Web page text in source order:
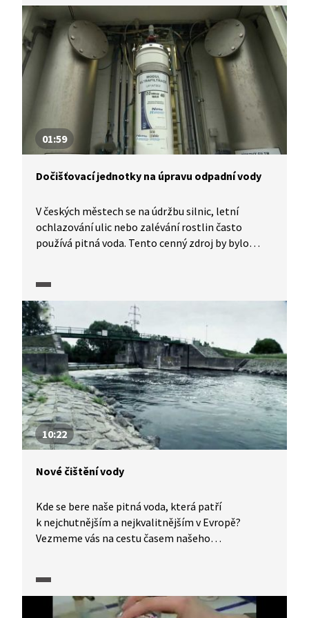
Avšak místo toho, aby stát problém řešil, dotuje
domácí čistírny odpadních vod, které jsou
technologicky nedostatečné.
01:59
Dočišťovací jednotky na úpravu odpadní vody
V českých městech se na údržbu silnic, letní
ochlazování ulic nebo zalévání rostlin často
používá pitná voda. Tento cenný zdroj by bylo
takzvané dočišťovací jednotky na úpravu užitkové
vody, která vytéká z čistíren, na požadovanou
čistotu. Tato voda není tak drahá jako pitná.
Tímto zajímavým tématem nás provede Daniel
Stach v pořadu Věda 24.
10:22
Nové čištění vody
Kde se bere naše pitná voda, která patří
k nejchutnějším a nejkvalitnějším v Evropě?
Vezmeme vás na cestu časem našeho
a snižují se zásoby spodních vod. Zároveň dochází
i k jejich kontaminaci na mnoha místech